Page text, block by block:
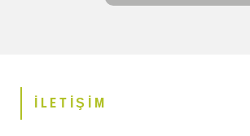
İLETIŞIM